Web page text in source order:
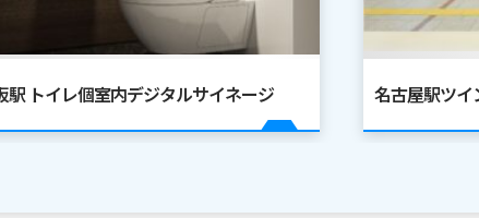
駅 トイレ個室内デジタルサイネージ 名古屋駅ツ